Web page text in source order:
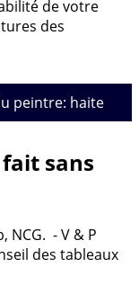
de votre
des
peintre: haite
sans
NCG. - V & P
des tableaux